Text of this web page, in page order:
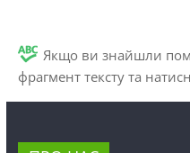
Якщо ви знайшли
фрагмент тексту та